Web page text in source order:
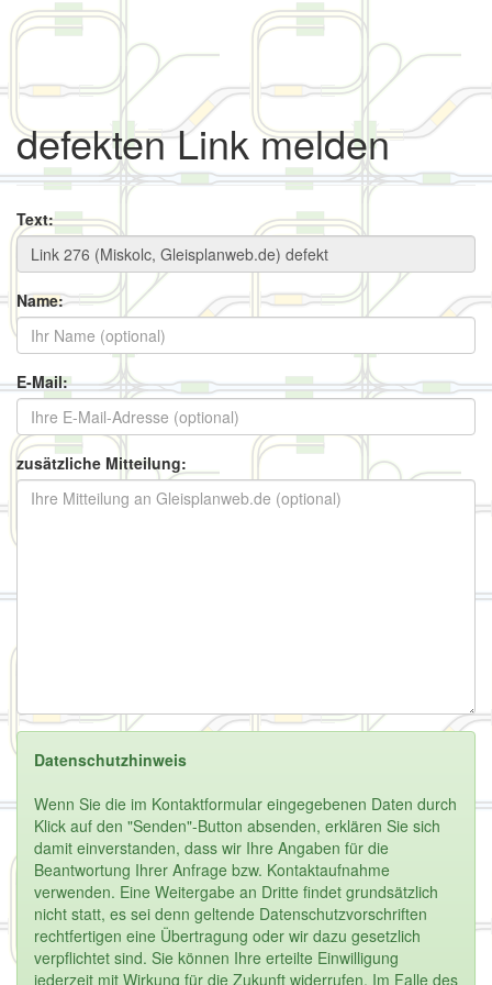
defekten Link melden
Text:
Name:
E-Mail:
zusätzliche Mitteilung:
Datenschutzhinweis
Wenn Sie die im Kontaktformular eingegebenen Daten durch
Klick auf den "Senden"-Button absenden, erklären Sie sich
damit einverstanden, dass wir Ihre Angaben für die
Beantwortung Ihrer Anfrage bzw. Kontaktaufnahme
verwenden. Eine Weitergabe an Dritte findet grundsätzlich
nicht statt, es sei denn geltende Datenschutzvorschriften
rechtfertigen eine Übertragung oder wir dazu gesetzlich
verpflichtet sind. Sie können Ihre erteilte Einwilligung
jederzeit mit Wirkung für die Zukunft widerrufen. Im Falle des